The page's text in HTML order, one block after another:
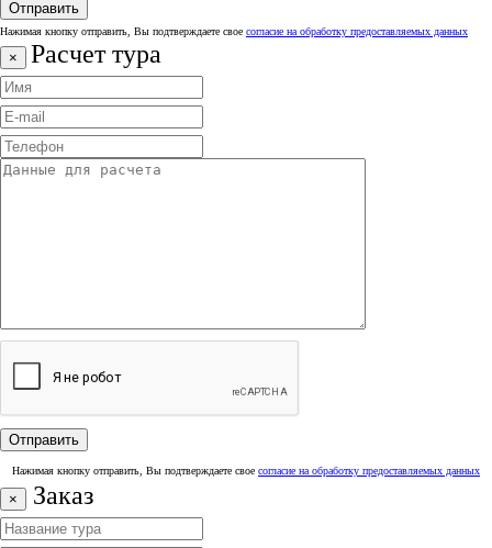
Нажимая кнопку отправить, Вы подтверждаете свое согласие на обработку предоставляемых данных
× Расчет тура
Нажимая кнопку отправить, Вы подтверждаете свое согласие на обработку предоставляемых данных
× Заказ